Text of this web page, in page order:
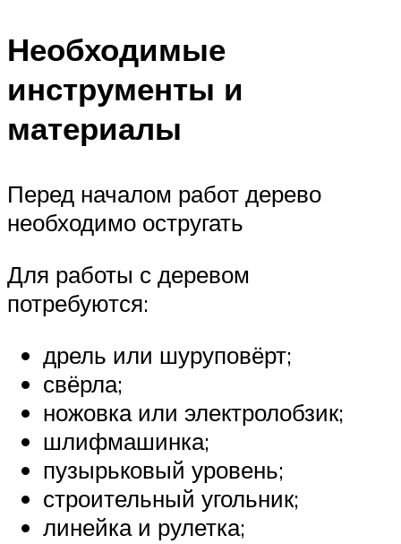
Необходимые
инструменты и
материалы
Перед началом работ дерево
необходимо остругать
Для работы с деревом
потребуются:
дрель или шуруповёрт;
свёрла;
ножовка или электролобзик;
шлифмашинка;
пузырьковый уровень;
строительный угольник;
линейка и рулетка;